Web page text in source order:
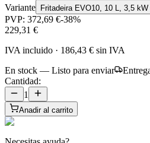
Variante Fritadeira EVO10, 10 L, 3,5 kW
PVP: 372,69 €-38%
229,31 €
IVA incluido · 186,43 € sin IVA
En stock — Listo para enviar
Cantidad:
1
Anadir al carrito